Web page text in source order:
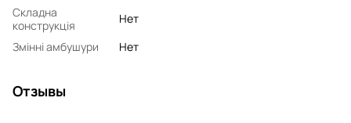
Складна
конструкція
Нет
Змінні амбушури
Нет
Отзывы